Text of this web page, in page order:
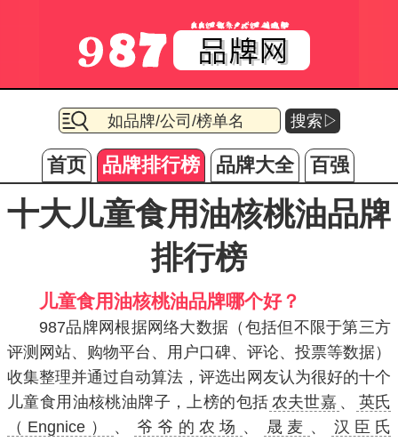
搜索▷
首页 品牌排行榜 品牌大全 百强
十大儿童食用油核桃油品牌
排行榜
儿童食用油核桃油品牌哪个好？
987品牌网根据网络大数据（包括但不限于第三方
评测网站、购物平台、用户口碑、评论、投票等数据）
收集整理并通过自动算法，评选出网友认为很好的十个
儿童食用油核桃油牌子，上榜的包括 农夫世嘉 、
英氏
（Engnice）
、 爷爷的农场 、 晟麦 、
汉臣氏